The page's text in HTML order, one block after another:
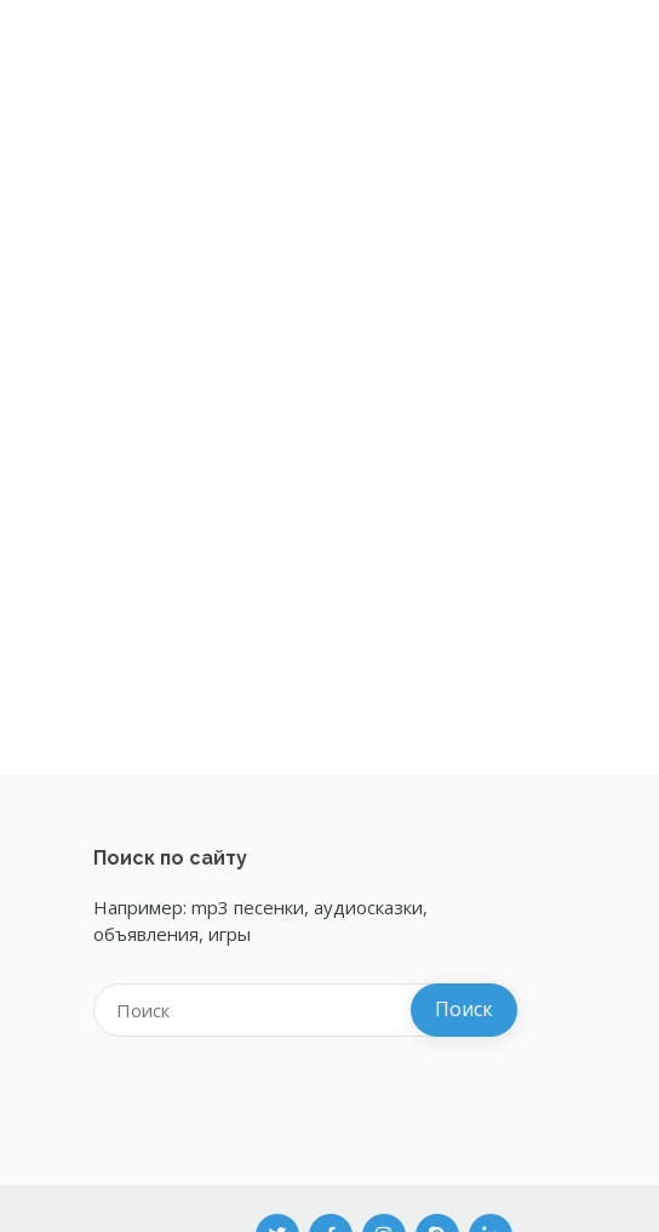
Поиск по сайту
Например: mp3 песенки, аудиосказки,
объявления, игры